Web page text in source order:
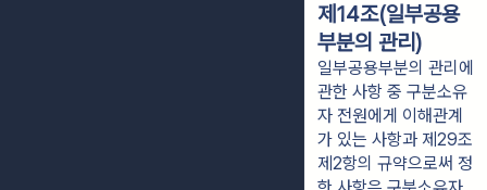
제14조(일부공용
부분의 관리)
일부공용부분의 관리에
관한 사항 중 구분소유
자 전원에게 이해관계
가 있는 사항과 제29조
제2항의 규약으로써 정